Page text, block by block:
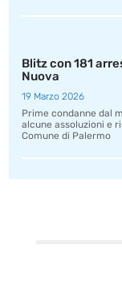
Blitz con 181
Nuova
19 Marzo 2026
Prime condanne dal
alcune assoluzioni e
Comune di Palermo